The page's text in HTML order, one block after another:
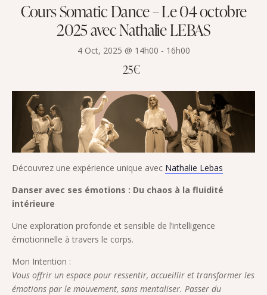
Cours Somatic Dance – Le 04 octobre
2025 avec Nathalie LEBAS
4 Oct, 2025 @ 14h00 - 16h00
25€
Découvrez une expérience unique avec Nathalie Lebas
Danser avec ses émotions : Du chaos à la fluidité
intérieure
Une exploration profonde et sensible de l’intelligence
émotionnelle à travers le corps.
Mon Intention :
Vous offrir un espace pour ressentir, accueillir et transformer les
émotions par le mouvement, sans mentaliser. Passer du